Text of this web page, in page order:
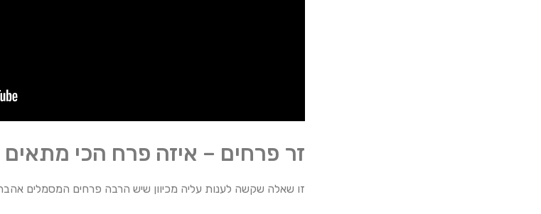
זר פרחים – איזה פרח הכי
זו שאלה שקשה לענות עליה מכיוון שיש הרבה פרחים המסמלים